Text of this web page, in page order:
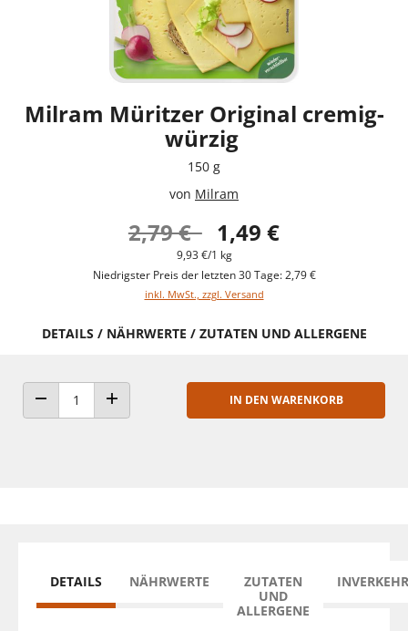
Milram Müritzer Original cremig-
würzig
150 g
von Milram
2,79 € 1,49 €
9,93 €/1 kg
Niedrigster Preis der letzten 30 Tage: 2,79 €
inkl. MwSt., zzgl. Versand
DETAILS / NÄHRWERTE / ZUTATEN UND ALLERGENE
ANZAHL VERRINGERNANZAHL ERHÖHEN
IN DEN WARENKORB
DETAILS NÄHRWERTE
ZUTATEN
UND
ALLERGENE